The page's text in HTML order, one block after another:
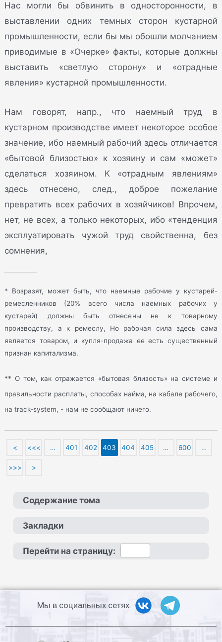
Нас могли бы обвинить в односторонности, в
выставлении одних темных сторон кустарной
промышленности, если бы мы обошли молчанием
приводимые в «Очерке» факты, которые должны
выставить «светлую сторону» и «отрадные
явления» кустарной промышленности.
Нам говорят, напр., что наемный труд в
кустарном производстве имеет некоторое особое
значение, ибо наемный рабочий здесь отличается
«бытовой близостью» к хозяину и сам «может»
сделаться хозяином. К «отрадным явлениям»
здесь отнесено, след., доброе пожелание
превратить всех рабочих в хозяйчиков! Впрочем,
нет, не всех, а только некоторых, ибо «тенденция
эксплуатировать чужой труд свойственна, без
сомнения,
* Возразят, может быть, что наемные рабочие у кустарей-
ремесленников (20% всего числа наемных рабочих у
кустарей) должны быть отнесены не к товарному
производству, а к ремеслу, Но рабочая сила здесь сама
является товаром, и купля-продажа ее есть существенный
признан капитализма.
** О том, как отражается «бытовая близость» на системе и
правильности расплаты, способах найма, на кабале рабочего,
на track-system, - нам не сообщают ничего.
< <<< … 401 402 403 404 405 … 600 …
>>> >
Содержание тома
Закладки
Перейти на страницу:
Мы в социальных сетях: